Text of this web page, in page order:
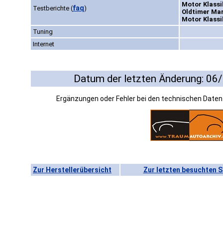
Testberichte (faq)
Motor
Oldtimer
Motor
Tuning
Internet
Datum der letzten Änderung:
Ergänzungen oder Fehler bei den technischen
Zur Herstellerübersicht Zur letzten besuchten